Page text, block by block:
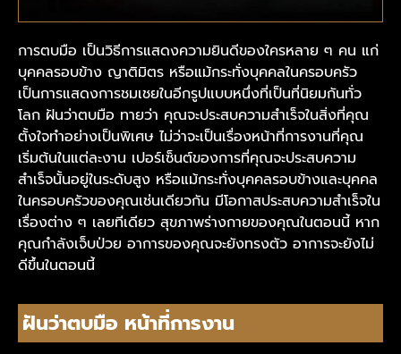
การตบมือ เป็นวิธีการแสดงความยินดีของใครหลาย ๆ คน แก่
บุคคลรอบข้าง ญาติมิตร หรือแม้กระทั่งบุคคลในครอบครัว
เป็นการแสดงการชมเชยในอีกรูปแบบหนึ่งที่เป็นที่นิยมกันทั่ว
โลก ฝันว่าตบมือ ทายว่า คุณจะประสบความสำเร็จในสิ่งที่คุณ
ตั้งใจทำอย่างเป็นพิเศษ ไม่ว่าจะเป็นเรื่องหน้าที่การงานที่คุณ
เริ่มต้นในแต่ละงาน เปอร์เซ็นต์ของการที่คุณจะประสบความ
สำเร็จนั้นอยู่ในระดับสูง หรือแม้กระทั่งบุคคลรอบข้างและบุคคล
ในครอบครัวของคุณเช่นเดียวกัน มีโอกาสประสบความสำเร็จใน
เรื่องต่าง ๆ เลยทีเดียว สุขภาพร่างกายของคุณในตอนนี้ หาก
คุณกำลังเจ็บป่วย อาการของคุณจะยังทรงตัว อาการจะยังไม่
ดีขึ้นในตอนนี้
ฝันว่าตบมือ หน้าที่การงาน